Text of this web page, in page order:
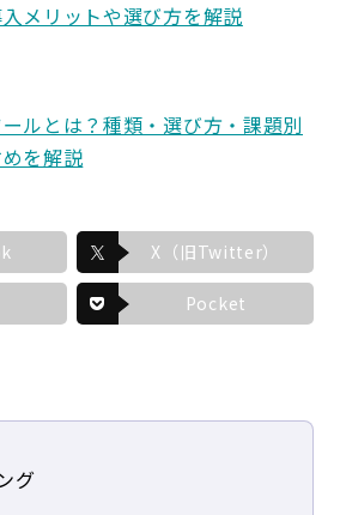
メリットや選び方を解説
ルとは？種類・選び方・課題別
を解説
X（旧Twitter）
Pocket
グ